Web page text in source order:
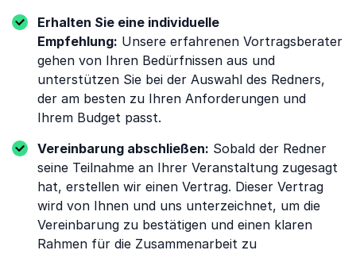
Erhalten Sie eine individuelle
Empfehlung: Unsere erfahrenen Vortragsberater
gehen von Ihren Bedürfnissen aus und
unterstützen Sie bei der Auswahl des Redners,
der am besten zu Ihren Anforderungen und
Ihrem Budget passt.
Vereinbarung abschließen: Sobald der Redner
seine Teilnahme an Ihrer Veranstaltung zugesagt
hat, erstellen wir einen Vertrag. Dieser Vertrag
wird von Ihnen und uns unterzeichnet, um die
Vereinbarung zu bestätigen und einen klaren
Rahmen für die Zusammenarbeit zu